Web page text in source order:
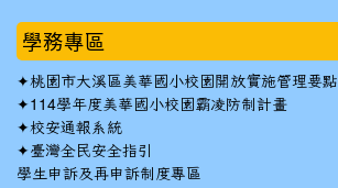
學務專區
✦桃園市大溪區美華國小校園開放實施管理要點
✦114學年度美華國小校園霸凌防制計畫
✦校安通報系統
✦臺灣全民安全指引
學生申訴及再申訴制度專區